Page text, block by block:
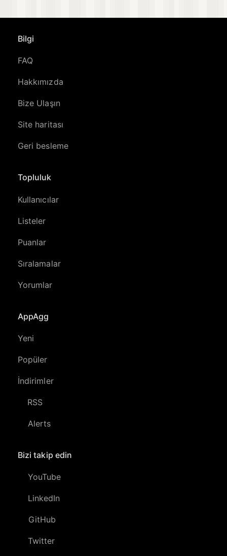
Bilgi
FAQ
Hakkımızda
Bize Ulaşın
Site haritası
Geri besleme
Topluluk
Kullanıcılar
Listeler
Puanlar
Sıralamalar
Yorumlar
AppAgg
Yeni
Popüler
İndirimler
RSS
Alerts
Bizi takip edin
YouTube
LinkedIn
GitHub
Twitter